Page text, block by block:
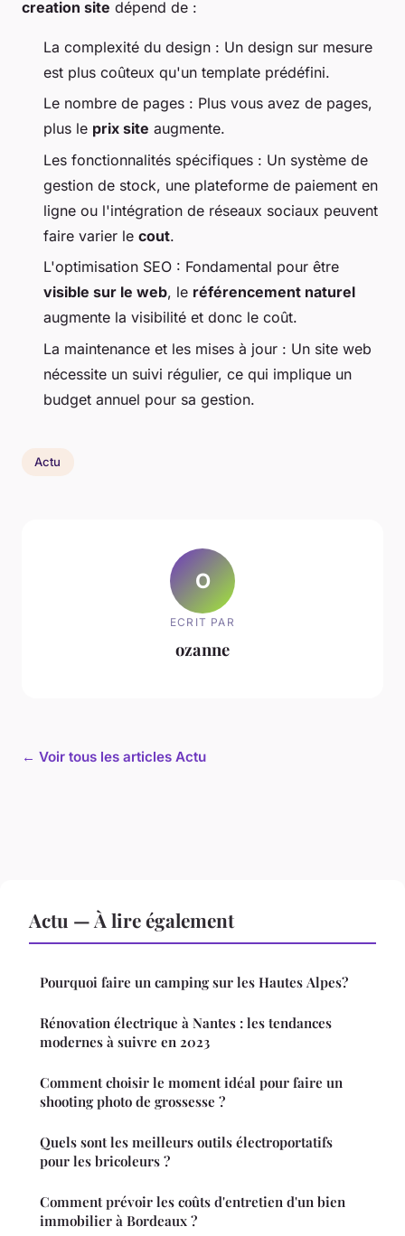
creation site dépend de :
La complexité du design : Un design sur mesure
est plus coûteux qu'un template prédéfini.
Le nombre de pages : Plus vous avez de pages,
plus le prix site augmente.
Les fonctionnalités spécifiques : Un système de
gestion de stock, une plateforme de paiement en
ligne ou l'intégration de réseaux sociaux peuvent
faire varier le cout.
L'optimisation SEO : Fondamental pour être
visible sur le web, le référencement naturel
augmente la visibilité et donc le coût.
La maintenance et les mises à jour : Un site web
nécessite un suivi régulier, ce qui implique un
budget annuel pour sa gestion.
Actu
O
ECRIT PAR
ozanne
← Voir tous les articles Actu
Actu — À lire également
Pourquoi faire un camping sur les Hautes Alpes?
Rénovation électrique à Nantes : les tendances
modernes à suivre en 2023
Comment choisir le moment idéal pour faire un
shooting photo de grossesse ?
Quels sont les meilleurs outils électroportatifs
pour les bricoleurs ?
Comment prévoir les coûts d'entretien d'un bien
immobilier à Bordeaux ?